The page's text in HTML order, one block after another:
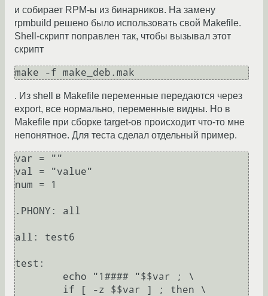
и собирает RPM-ы из бинарников. На замену
rpmbuild решено было использовать свой Makefile.
Shell-скрипт поправлен так, чтобы вызывал этот
скрипт
make -f make_deb.mak
. Из shell в Makefile переменные передаются через
export, все нормально, переменные видны. Но в
Makefile при сборке target-ов происходит что-то мне
непонятное. Для теста сделал отдельный пример.
var = ""
val = "value"
num = 1
.PHONY: all
all: test6
test: